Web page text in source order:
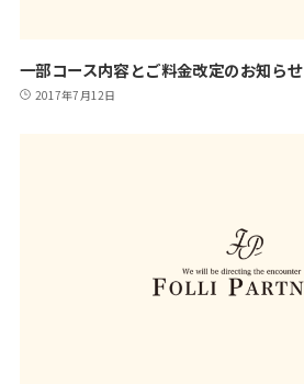
一部コース内容とご料金改定のお知らせ
2017年7月12日